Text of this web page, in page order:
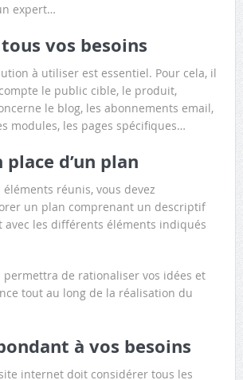
expert…
vos besoins
à utiliser est essentiel. Pour cela, il
le public cible, le produit,
le blog, les abonnements email,
modules, les pages spécifiques…
place d’un plan
éléments réunis, vous devez
un plan comprenant un descriptif
les différents éléments indiqués
de rationaliser vos idées et
tout au long de la réalisation du
à vos besoins
internet doit considérer tous les